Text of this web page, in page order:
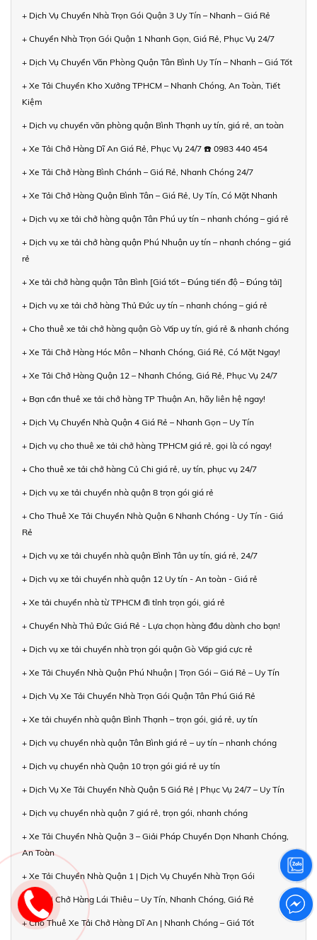
+ Dịch Vụ Chuyển Nhà Trọn Gói Quận 3 Uy Tín – Nhanh – Giá Rẻ
+ Chuyển Nhà Trọn Gói Quận 1 Nhanh Gọn, Giá Rẻ, Phục Vụ 24/7
+ Dịch Vụ Chuyển Văn Phòng Quận Tân Bình Uy Tín – Nhanh – Giá Tốt
+ Xe Tải Chuyển Kho Xưởng TPHCM – Nhanh Chóng, An Toàn, Tiết
Kiệm
+ Dịch vụ chuyển văn phòng quận Bình Thạnh uy tín, giá rẻ, an toàn
+ Xe Tải Chở Hàng Dĩ An Giá Rẻ, Phục Vụ 24/7 ☎️ 0983 440 454
+ Xe Tải Chở Hàng Bình Chánh – Giá Rẻ, Nhanh Chóng 24/7
+ Xe Tải Chở Hàng Quận Bình Tân – Giá Rẻ, Uy Tín, Có Mặt Nhanh
+ Dịch vụ xe tải chở hàng quận Tân Phú uy tín – nhanh chóng – giá rẻ
+ Dịch vụ xe tải chở hàng quận Phú Nhuận uy tín – nhanh chóng – giá
rẻ
+ Xe tải chở hàng quận Tân Bình [Giá tốt – Đúng tiến độ – Đúng tải]
+ Dịch vụ xe tải chở hàng Thủ Đức uy tín – nhanh chóng – giá rẻ
+ Cho thuê xe tải chở hàng quận Gò Vấp uy tín, giá rẻ & nhanh chóng
+ Xe Tải Chở Hàng Hóc Môn – Nhanh Chóng, Giá Rẻ, Có Mặt Ngay!
+ Xe Tải Chở Hàng Quận 12 – Nhanh Chóng, Giá Rẻ, Phục Vụ 24/7
+ Bạn cần thuê xe tải chở hàng TP Thuận An, hãy liên hệ ngay!
+ Dịch Vụ Chuyển Nhà Quận 4 Giá Rẻ – Nhanh Gọn – Uy Tín
+ Dịch vụ cho thuê xe tải chở hàng TPHCM giá rẻ, gọi là có ngay!
+ Cho thuê xe tải chở hàng Củ Chi giá rẻ, uy tín, phục vụ 24/7
+ Dịch vụ xe tải chuyển nhà quận 8 trọn gói giá rẻ
+ Cho Thuê Xe Tải Chuyển Nhà Quận 6 Nhanh Chóng - Uy Tín - Giá
Rẻ
+ Dịch vụ xe tải chuyển nhà quận Bình Tân uy tín, giá rẻ, 24/7
+ Dịch vụ xe tải chuyển nhà quận 12 Uy tín - An toàn - Giá rẻ
+ Xe tải chuyển nhà từ TPHCM đi tỉnh trọn gói, giá rẻ
+ Chuyển Nhà Thủ Đức Giá Rẻ - Lựa chọn hàng đầu dành cho bạn!
+ Dịch vụ xe tải chuyển nhà trọn gói quận Gò Vấp giá cực rẻ
+ Xe Tải Chuyển Nhà Quận Phú Nhuận | Trọn Gói – Giá Rẻ – Uy Tín
+ Dịch Vụ Xe Tải Chuyển Nhà Trọn Gói Quận Tân Phú Giá Rẻ
+ Xe tải chuyển nhà quận Bình Thạnh – trọn gói, giá rẻ, uy tín
+ Dịch vụ chuyển nhà quận Tân Bình giá rẻ – uy tín – nhanh chóng
+ Dịch vụ chuyển nhà Quận 10 trọn gói giá rẻ uy tín
+ Dịch Vụ Xe Tải Chuyển Nhà Quận 5 Giá Rẻ | Phục Vụ 24/7 – Uy Tín
+ Dịch vụ chuyển nhà quận 7 giá rẻ, trọn gói, nhanh chóng
+ Xe Tải Chuyển Nhà Quận 3 – Giải Pháp Chuyển Dọn Nhanh Chóng,
An Toàn
+ Xe Tải Chuyển Nhà Quận 1 | Dịch Vụ Chuyển Nhà Trọn Gói
+ Xe Tải Chở Hàng Lái Thiêu – Uy Tín, Nhanh Chóng, Giá Rẻ
+ Cho Thuê Xe Tải Chở Hàng Dĩ An | Nhanh Chóng – Giá Tốt